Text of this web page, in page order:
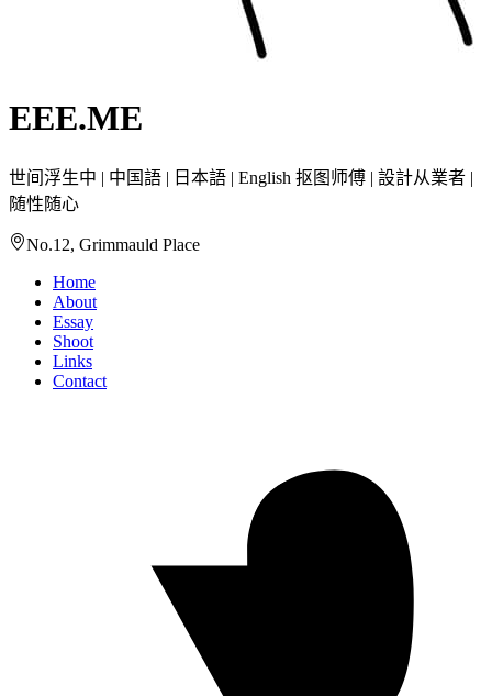
EEE.ME
世间浮生中 | 中国語 | 日本語 | English 抠图师傅 | 設計从業者 |
随性随心
No.12, Grimmauld Place
Home
About
Essay
Shoot
Links
Contact